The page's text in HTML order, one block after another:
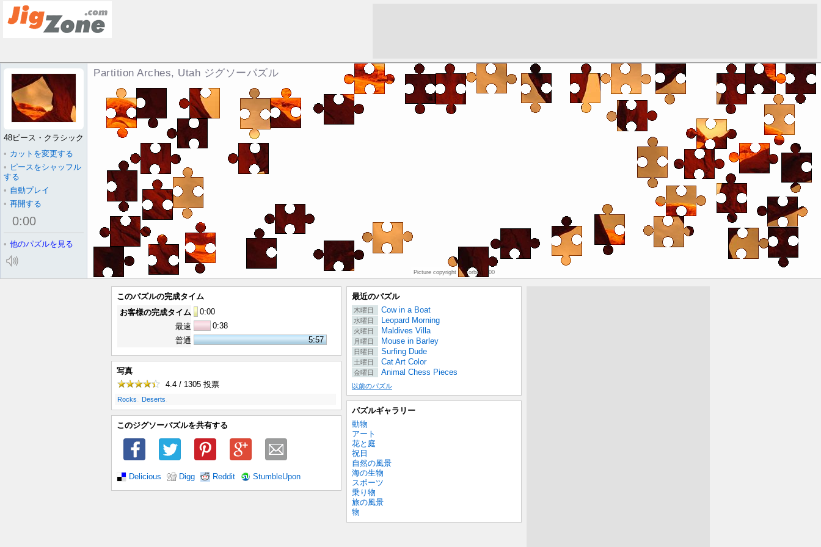
Partition Arches, Utah ジグソーパズル
Picture copyright ©Corbis 2000
48ピース・クラシック
• カットを変更する
• ピースをシャッフル
する
• 自動プレイ
• 再開する
0:00
• 他のパズルを見る
このパズルの完成タイム
お客様の完成タイム
0:00
最速
0:38
普通
5:57
写真
4.4 / 1305 投票
Rocks Deserts
このジグソーパズルを共有する
Delicious Digg Reddit StumbleUpon
最近のパズル
木曜日 Cow in a Boat
水曜日 Leopard Morning
火曜日 Maldives Villa
月曜日 Mouse in Barley
日曜日 Surfing Dude
土曜日 Cat Art Color
金曜日 Animal Chess Pieces
以前のパズル
パズルギャラリー
動物
アート
花と庭
祝日
自然の風景
海の生物
スポーツ
乗り物
旅の風景
物